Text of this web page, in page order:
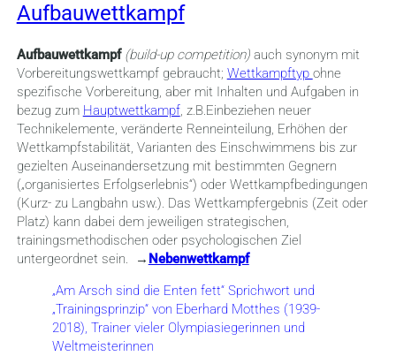
Aufbauwettkampf
Aufbauwettkampf (build-up competition) auch synonym mit
Vorbereitungswettkampf gebraucht; Wettkampftyp ohne
spezifische Vorbereitung, aber mit Inhalten und Aufgaben in
bezug zum Hauptwettkampf, z.B.Einbeziehen neuer
Technikelemente, veränderte Renneinteilung, Erhöhen der
Wettkampfstabilität, Varianten des Einschwimmens bis zur
gezielten Auseinandersetzung mit bestimmten Gegnern
(„organisiertes Erfolgserlebnis“) oder Wettkampfbedingungen
(Kurz- zu Langbahn usw.). Das Wettkampfergebnis (Zeit oder
Platz) kann dabei dem jeweiligen strategischen,
trainingsmethodischen oder psychologischen Ziel
untergeordnet sein. → Nebenwettkampf
„Am Arsch sind die Enten fett“ Sprichwort und
„Trainingsprinzip“ von Eberhard Motthes (1939-
2018), Trainer vieler Olympiasiegerinnen und
Weltmeisterinnen